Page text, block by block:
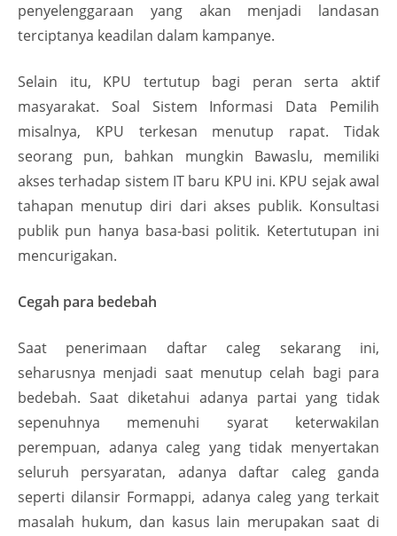
penyelenggaraan yang akan menjadi landasan
terciptanya keadilan dalam kampanye.
Selain itu, KPU tertutup bagi peran serta aktif
masyarakat. Soal Sistem Informasi Data Pemilih
misalnya, KPU terkesan menutup rapat. Tidak
seorang pun, bahkan mungkin Bawaslu, memiliki
akses terhadap sistem IT baru KPU ini. KPU sejak awal
tahapan menutup diri dari akses publik. Konsultasi
publik pun hanya basa-basi politik. Ketertutupan ini
mencurigakan.
Cegah para bedebah
Saat penerimaan daftar caleg sekarang ini,
seharusnya menjadi saat menutup celah bagi para
bedebah. Saat diketahui adanya partai yang tidak
sepenuhnya memenuhi syarat keterwakilan
perempuan, adanya caleg yang tidak menyertakan
seluruh persyaratan, adanya daftar caleg ganda
seperti dilansir Formappi, adanya caleg yang terkait
masalah hukum, dan kasus lain merupakan saat di